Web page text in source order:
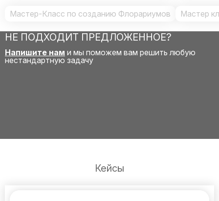
Мастер-Класс по созданию Флорариумов Мастер
НЕ ПОДХОДИТ ПРЕДЛОЖЕННОЕ?
Напишите нам и мы поможем вам решить любую
нестандартную задачу
Кейсы